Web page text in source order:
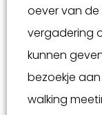
oever van de
vergadering
kunnen
bezoekje
walking